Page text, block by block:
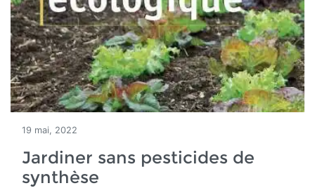
19 mai, 2022
Jardiner sans pesticides de
synthèse